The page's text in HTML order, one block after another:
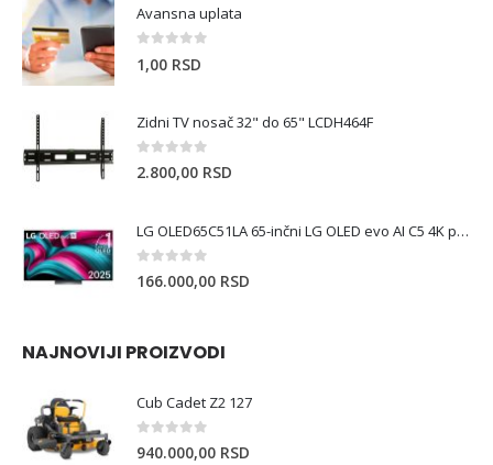
Avansna uplata
1,00 RSD
Zidni TV nosač 32" do 65" LCDH464F
0 out of 5
2.800,00 RSD
LG OLED65C51LA 65-inčni LG OLED evo AI C5 4K pametni televizor 2 Godine garancija
0 out of 5
166.000,00 RSD
NAJNOVIJI PROIZVODI
Cub Cadet Z2 127
0 out of 5
940.000,00 RSD